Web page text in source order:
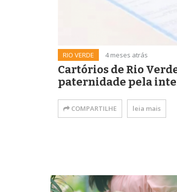
RIO VERDE 4 meses atrás
Cartórios de Rio
paternidade pela
COMPARTILHE leia mais